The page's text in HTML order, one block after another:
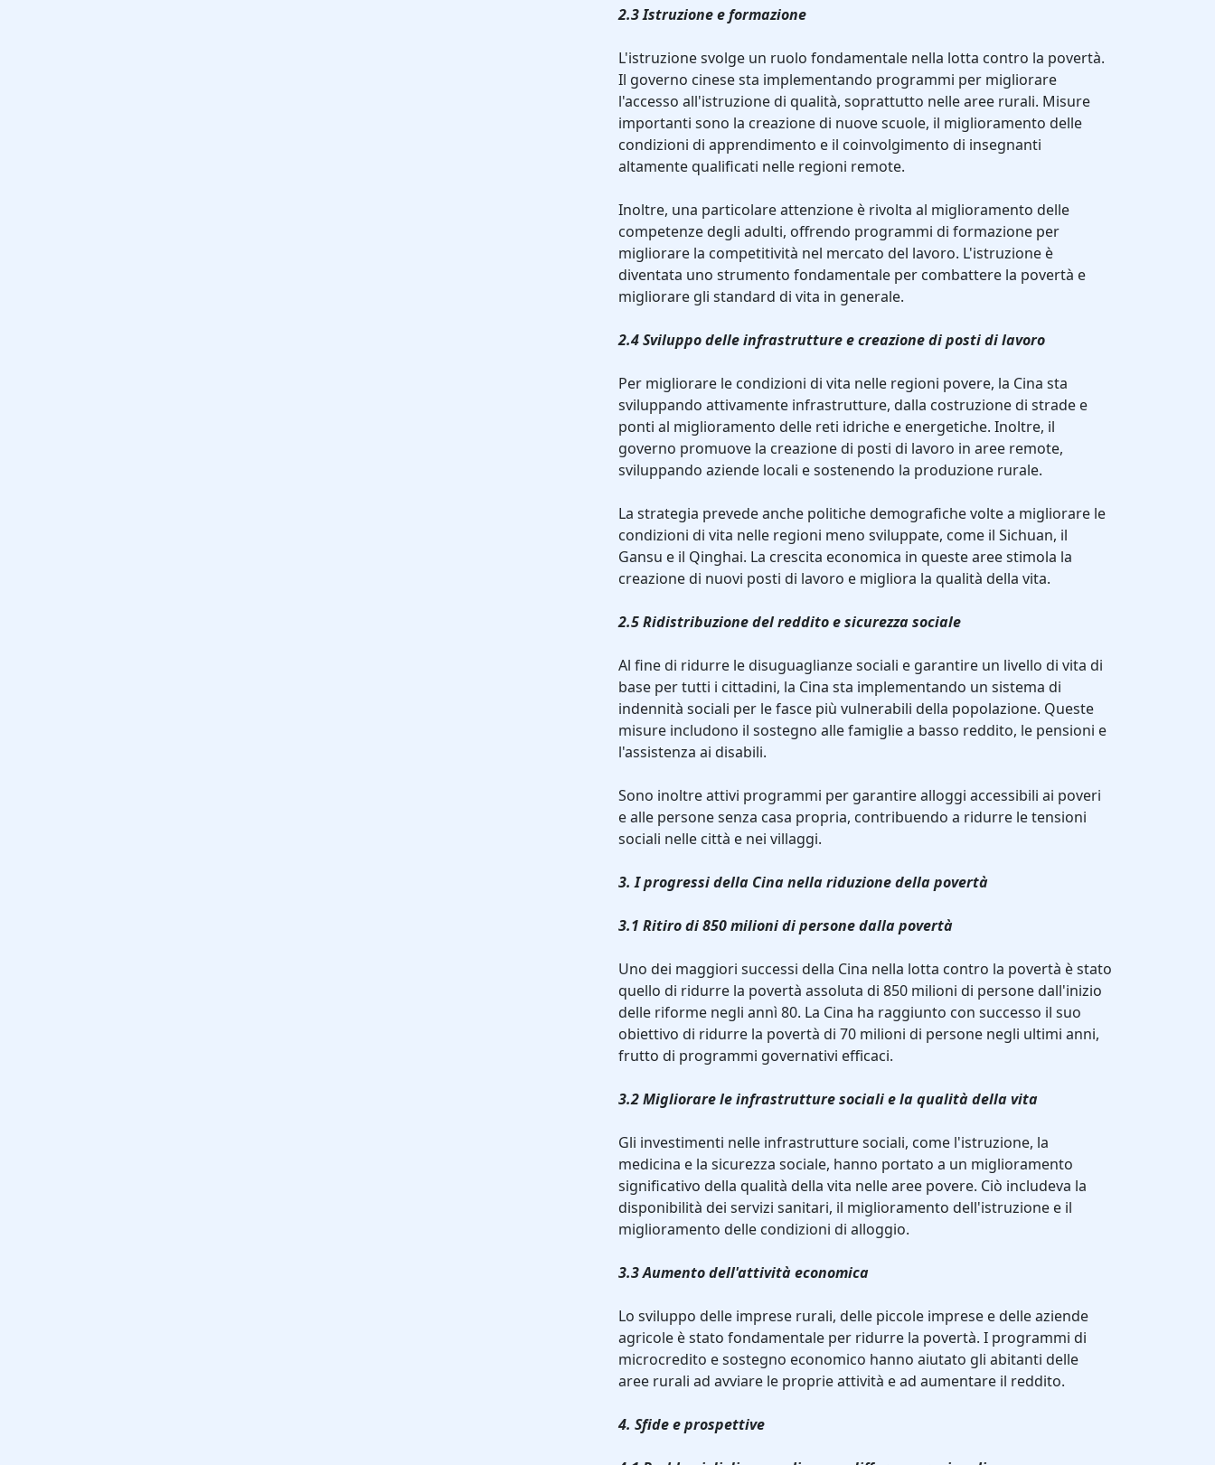
2.3 Istruzione e formazione
L'istruzione svolge un ruolo fondamentale nella lotta contro la povertà.
Il governo cinese sta implementando programmi per migliorare
l'accesso all'istruzione di qualità, soprattutto nelle aree rurali. Misure
importanti sono la creazione di nuove scuole, il miglioramento delle
condizioni di apprendimento e il coinvolgimento di insegnanti
altamente qualificati nelle regioni remote.
Inoltre, una particolare attenzione è rivolta al miglioramento delle
competenze degli adulti, offrendo programmi di formazione per
migliorare la competitività nel mercato del lavoro. L'istruzione è
diventata uno strumento fondamentale per combattere la povertà e
migliorare gli standard di vita in generale.
2.4 Sviluppo delle infrastrutture e creazione di posti di lavoro
Per migliorare le condizioni di vita nelle regioni povere, la Cina sta
sviluppando attivamente infrastrutture, dalla costruzione di strade e
ponti al miglioramento delle reti idriche e energetiche. Inoltre, il
governo promuove la creazione di posti di lavoro in aree remote,
sviluppando aziende locali e sostenendo la produzione rurale.
La strategia prevede anche politiche demografiche volte a migliorare le
condizioni di vita nelle regioni meno sviluppate, come il Sichuan, il
Gansu e il Qinghai. La crescita economica in queste aree stimola la
creazione di nuovi posti di lavoro e migliora la qualità della vita.
2.5 Ridistribuzione del reddito e sicurezza sociale
Al fine di ridurre le disuguaglianze sociali e garantire un livello di vita di
base per tutti i cittadini, la Cina sta implementando un sistema di
indennità sociali per le fasce più vulnerabili della popolazione. Queste
misure includono il sostegno alle famiglie a basso reddito, le pensioni e
l'assistenza ai disabili.
Sono inoltre attivi programmi per garantire alloggi accessibili ai poveri
e alle persone senza casa propria, contribuendo a ridurre le tensioni
sociali nelle città e nei villaggi.
3. I progressi della Cina nella riduzione della povertà
3.1 Ritiro di 850 milioni di persone dalla povertà
Uno dei maggiori successi della Cina nella lotta contro la povertà è stato
quello di ridurre la povertà assoluta di 850 milioni di persone dall'inizio
delle riforme negli annì 80. La Cina ha raggiunto con successo il suo
obiettivo di ridurre la povertà di 70 milioni di persone negli ultimi anni,
frutto di programmi governativi efficaci.
3.2 Migliorare le infrastrutture sociali e la qualità della vita
Gli investimenti nelle infrastrutture sociali, come l'istruzione, la
medicina e la sicurezza sociale, hanno portato a un miglioramento
significativo della qualità della vita nelle aree povere. Ciò includeva la
disponibilità dei servizi sanitari, il miglioramento dell'istruzione e il
miglioramento delle condizioni di alloggio.
3.3 Aumento dell'attività economica
Lo sviluppo delle imprese rurali, delle piccole imprese e delle aziende
agricole è stato fondamentale per ridurre la povertà. I programmi di
microcredito e sostegno economico hanno aiutato gli abitanti delle
aree rurali ad avviare le proprie attività e ad aumentare il reddito.
4. Sfide e prospettive